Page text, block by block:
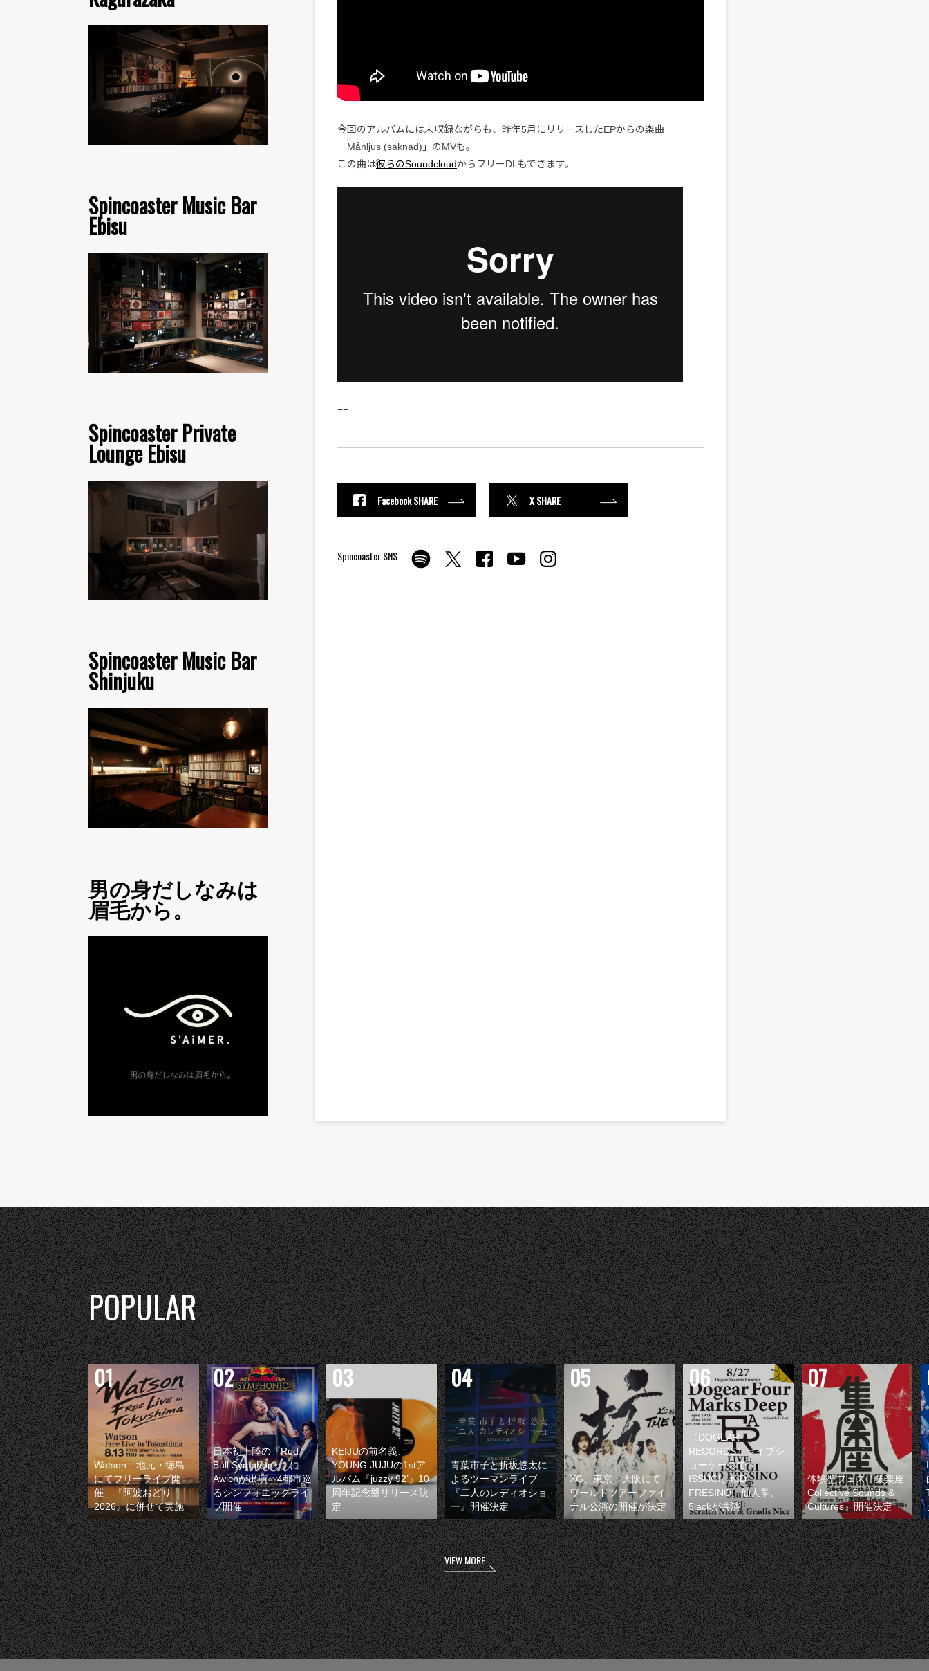
Spincoaster Music Bar
Ebisu
Spincoaster Private
Lounge Ebisu
Spincoaster Music Bar
Shinjuku
男の身だしなみは
眉毛から。
今回のアルバムには未収録ながらも、昨年5月にリリースしたEPからの楽曲
「Månljus (saknad)」のMVも。
この曲は彼らのSoundcloudからフリーDLもできます。
==
Facebook SHARE X SHARE
Spincoaster SNS
POPULAR
Watson、地元・徳島
にてフリーライブ開
催 『阿波おどり
2026』に併せて実施
日本初上陸の『Red
Bull Symphonic』に
Awichが出演 4都市巡
るシンフォニックライ
ブ開催
KEIJUの前名義、
YOUNG JUJUの1stア
ルバム『juzzy 92’』10
周年記念盤リリース決
定
青葉市子と折坂悠太に
よるツーマンライブ
『二人のレディオショ
ー』開催決定
XG、東京・大阪にて
ワールドツアーファイ
ナル公演の開催が決定
〈DOGEAR
RECORDS〉ライブシ
ョーケースで
ISSUGI、KID
FRESINO、仙人掌、
5lackが共演
体験型フェス『集楽座
Collective Sounds &
Cultures』開催決定
VIEW MORE